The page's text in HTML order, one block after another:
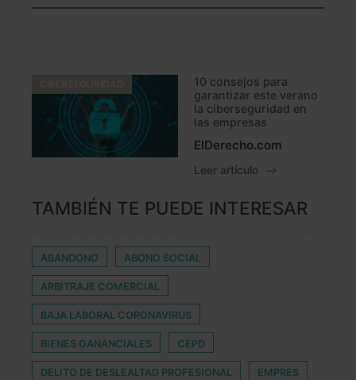
10 consejos para
garantizar este verano
la ciberseguridad en
las empresas
ElDerecho.com
Leer artículo
TAMBIÉN TE PUEDE INTERESAR
ABANDONO ABONO SOCIAL
ARBITRAJE COMERCIAL
BAJA LABORAL CORONAVIRUS
BIENES GANANCIALES CEPD
DELITO DE DESLEALTAD PROFESIONAL EMPRES